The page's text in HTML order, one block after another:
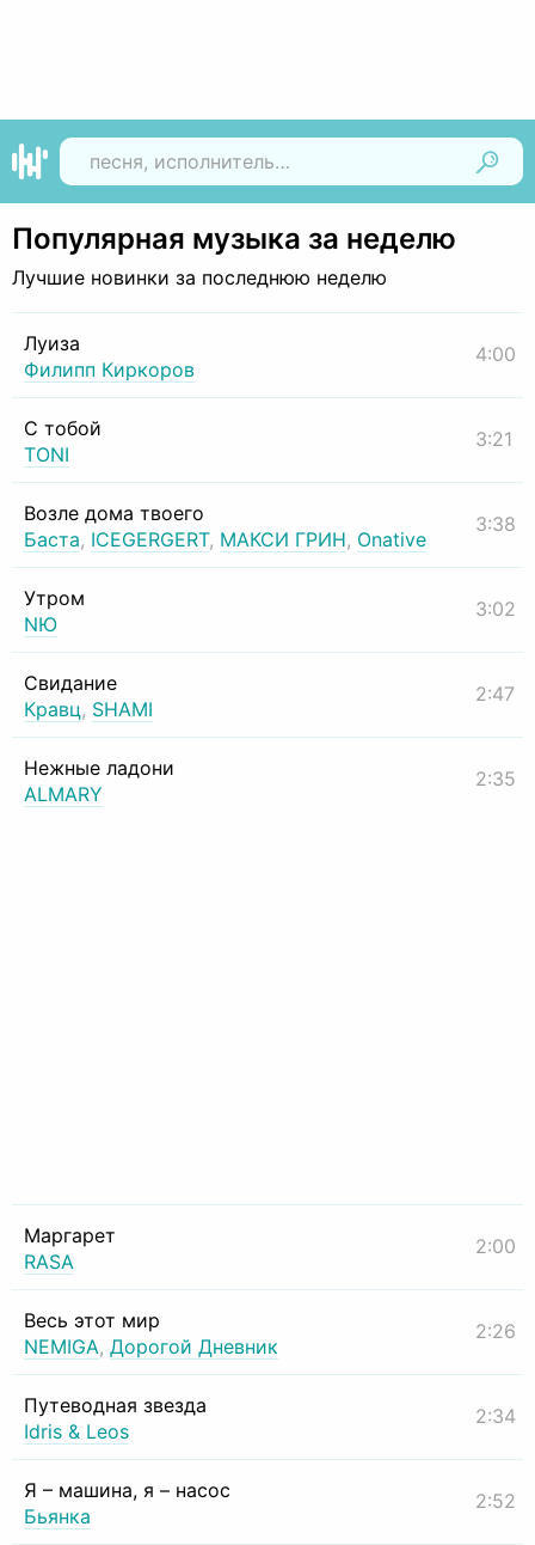
Популярная музыка за неделю
Лучшие новинки за последнюю неделю
Луиза
Филипп Киркоров
4:00
С тобой
TONI
3:21
Возле дома твоего
Баста, ICEGERGERT, МАКСИ ГРИН, Onative
3:38
Утром
NЮ
3:02
Свидание
Кравц, SHAMI
2:47
Нежные ладони
ALMARY
2:35
Маргарет
RASA
2:00
Весь этот мир
NEMIGA, Дорогой Дневник
2:26
Путеводная звезда
Idris & Leos
2:34
Я – машина, я – насос
Бьянка
2:52